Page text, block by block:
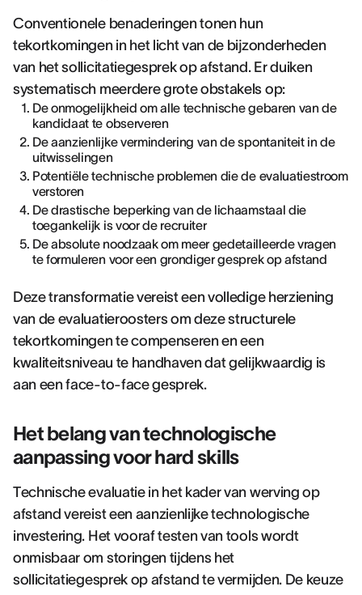
Conventionele benaderingen tonen hun
tekortkomingen in het licht van de bijzonderheden
van het sollicitatiegesprek op afstand. Er duiken
systematisch meerdere grote obstakels op:
De onmogelijkheid om alle technische gebaren van de
kandidaat te observeren
De aanzienlijke vermindering van de spontaniteit in de
uitwisselingen
Potentiële technische problemen die de evaluatiestroom
verstoren
De drastische beperking van de lichaamstaal die
toegankelijk is voor de recruiter
De absolute noodzaak om meer gedetailleerde vragen
te formuleren voor een grondiger gesprek op afstand
Deze transformatie vereist een volledige herziening
van de evaluatieroosters om deze structurele
tekortkomingen te compenseren en een
kwaliteitsniveau te handhaven dat gelijkwaardig is
aan een face-to-face gesprek.
Het belang van technologische
aanpassing voor hard skills
Technische evaluatie in het kader van werving op
afstand vereist een aanzienlijke technologische
investering. Het vooraf testen van tools wordt
onmisbaar om storingen tijdens het
sollicitatiegesprek op afstand te vermijden. De keuze